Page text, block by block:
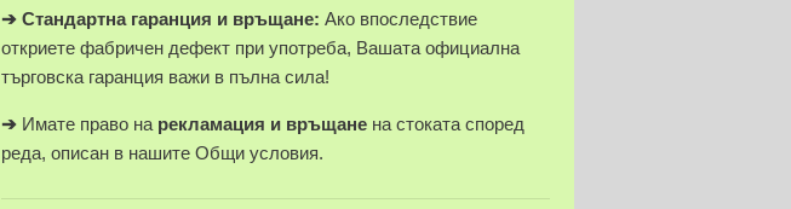
➔ Стандартна гаранция и връщане: Ако впоследствие
откриете фабричен дефект при употреба, Вашата официална
търговска гаранция важи в пълна сила!
➔ Имате право на рекламация и връщане на стоката според
реда, описан в нашите Общи условия.